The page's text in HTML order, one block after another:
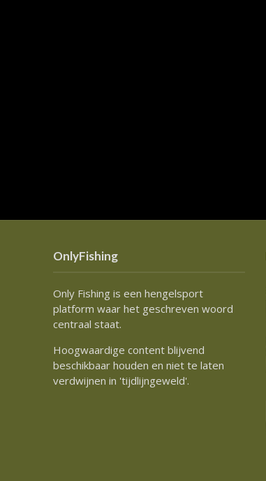
OnlyFishing
Only Fishing is een hengelsport
platform waar het geschreven woord
centraal staat.
Hoogwaardige content blijvend
beschikbaar houden en niet te laten
verdwijnen in 'tijdlijngeweld'.